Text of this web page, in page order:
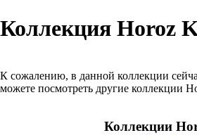
Коллекция Horoz
К сожалению, в данной коллекции
можете посмотреть другие коллекции
Коллекции